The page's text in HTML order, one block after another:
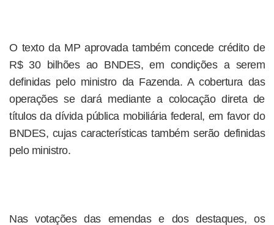
O texto da MP aprovada também concede crédito de
R$ 30 bilhões ao BNDES, em condições a serem
definidas pelo ministro da Fazenda. A cobertura das
operações se dará mediante a colocação direta de
títulos da dívida pública mobiliária federal, em favor do
BNDES, cujas características também serão definidas
pelo ministro.
Nas votações das emendas e dos destaques, os